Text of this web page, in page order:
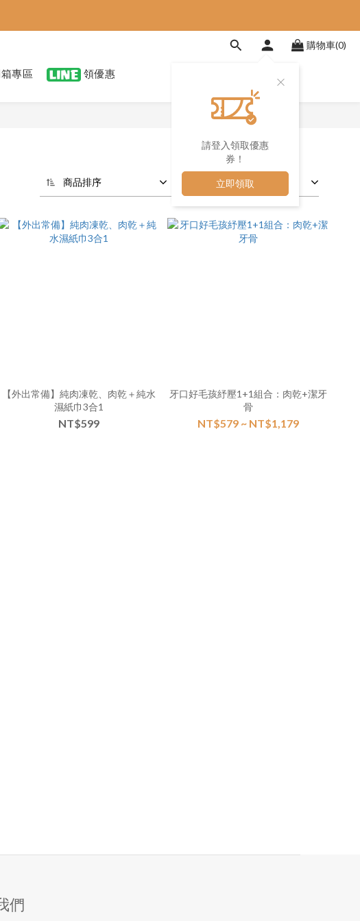
請登入領取優惠
券！
立即領取
購物車(0)
專區 領優惠
商品排序 每頁顯示 48 個
【外出常備】純肉凍乾、肉乾＋純水
濕紙巾3合1
NT$599
牙口好毛孩紓壓1+1組合：肉乾+潔牙
骨
NT$579 ~ NT$1,179
們